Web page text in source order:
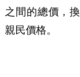
之間的總價，
親民價格。